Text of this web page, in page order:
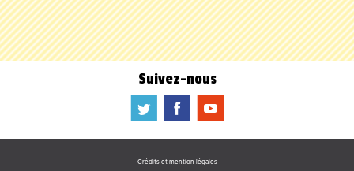
Suivez-nous
a b f
Crédits et mention légales